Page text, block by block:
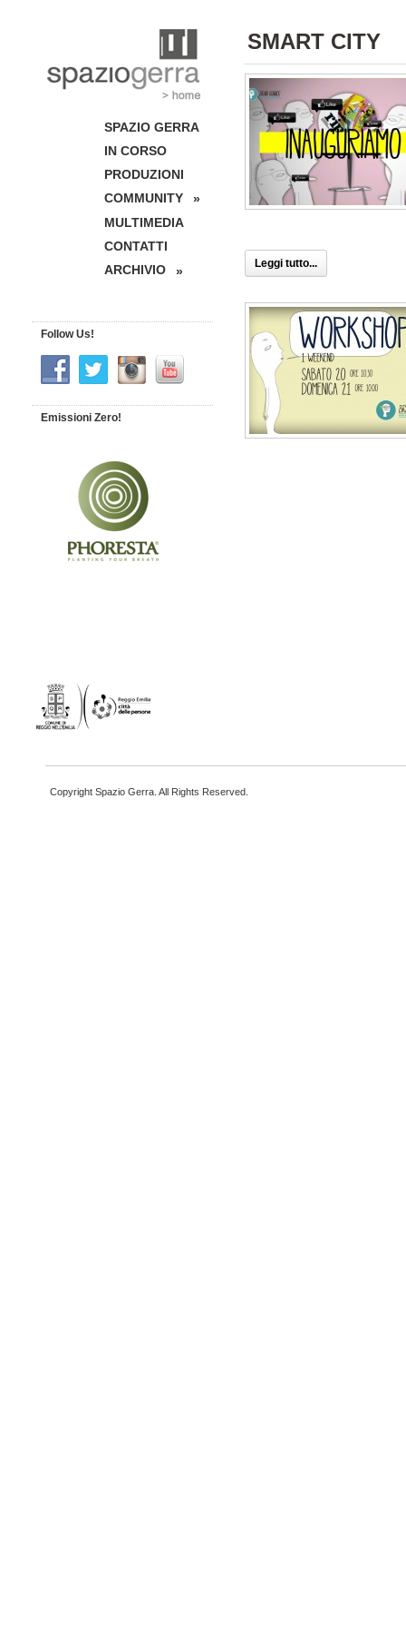
SMART CITY
Leggi tutto...
SPAZIO GERRA
IN CORSO
PRODUZIONI
COMMUNITY
»
MULTIMEDIA
CONTATTI
ARCHIVIO
»
Follow Us!
Emissioni Zero!
Copyright Spazio Gerra. All Rights Reserved.